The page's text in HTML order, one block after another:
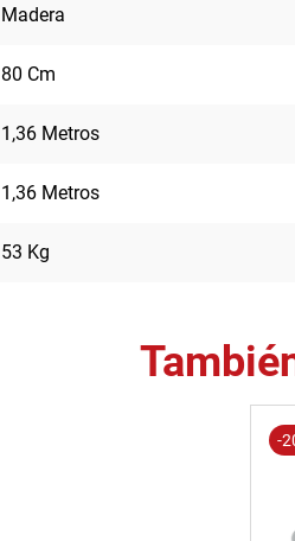
Madera
80 Cm
1,36 Metros
1,36 Metros
53 Kg
-